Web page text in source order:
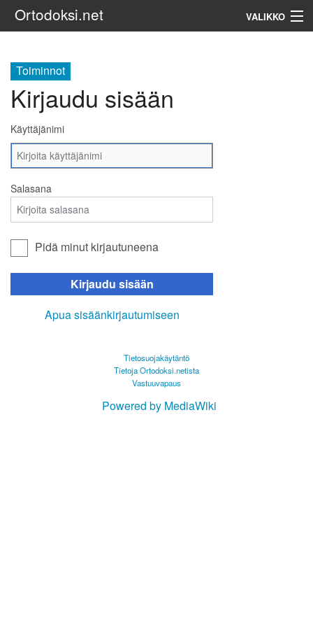
Ortodoksi.net VALIKKO
Toiminnot
Kirjaudu sisään
Käyttäjänimi
Salasana
Pidä minut kirjautuneena
Kirjaudu sisään
Apua sisäänkirjautumiseen
Tietosuojakäytäntö
Tietoja Ortodoksi.netista
Vastuuvapaus
Powered by MediaWiki